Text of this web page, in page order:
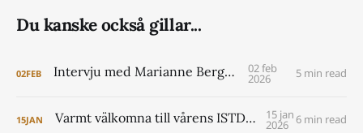
Du kanske också gillar...
02FEB Intervju med Marianne Berggren 02 feb
2026 5 min read
15JAN Varmt välkomna till vårens ISTDP Academy! 15 jan
2026 6 min read